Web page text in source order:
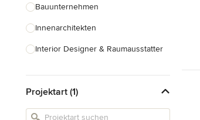
Bauunternehmen
Innenarchitekten
Interior Designer & Raumausstatter
Landschaftsarchitekten
Armaturen & Sanitärbedarf
Projektart (1)